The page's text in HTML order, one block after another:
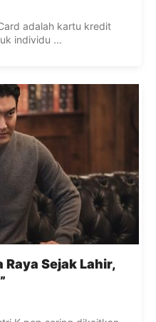
adalah kartu kredit
individu ...
Sejak Lahir,